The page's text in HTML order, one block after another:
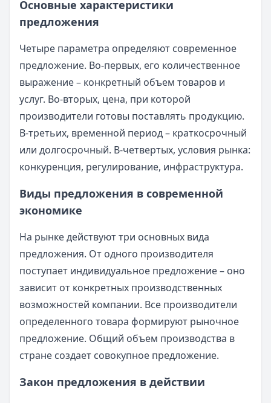
Основные характеристики
предложения
Четыре параметра определяют современное
предложение. Во-первых, его количественное
выражение – конкретный объем товаров и
услуг. Во-вторых, цена, при которой
производители готовы поставлять продукцию.
В-третьих, временной период – краткосрочный
или долгосрочный. В-четвертых, условия рынка:
конкуренция, регулирование, инфраструктура.
Виды предложения в современной
экономике
На рынке действуют три основных вида
предложения. От одного производителя
поступает индивидуальное предложение – оно
зависит от конкретных производственных
возможностей компании. Все производители
определенного товара формируют рыночное
предложение. Общий объем производства в
стране создает совокупное предложение.
Закон предложения в действии